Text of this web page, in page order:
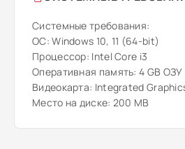
Системные требования:
ОС: Windows 10, 11 (64-bit)
Процессор: Intel Core i3
Оперативная память: 4 GB ОЗУ
Видеокарта: Integrated
Место на диске: 200 MB